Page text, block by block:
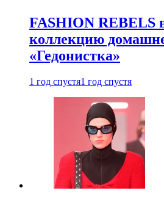
FASHION REBELS
коллекцию
«Гедонистка»
1 год спустя1 год спустя